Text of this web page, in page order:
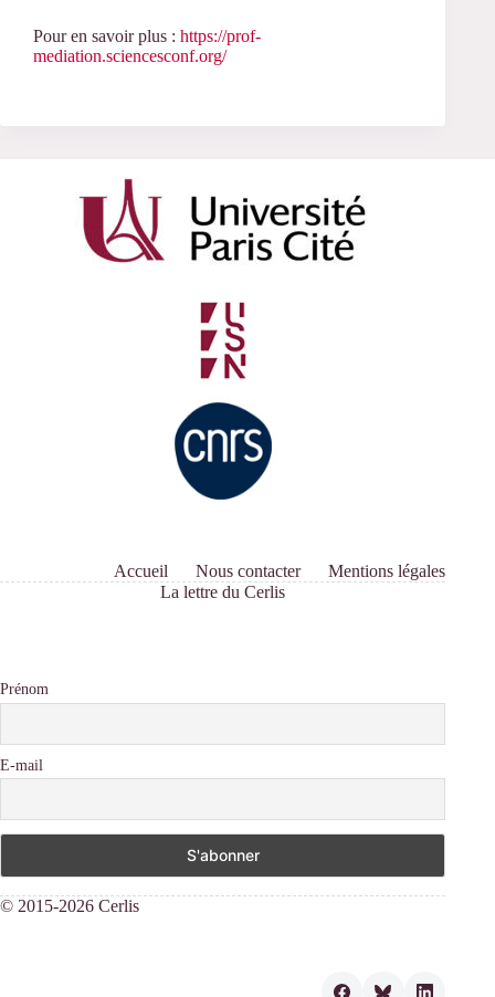
Pour en savoir plus : https://prof-
mediation.sciencesconf.org/
Accueil Nous contacter
Mentions légales
La lettre du Cerlis
Prénom
E-mail
© 2015-2026 Cerlis